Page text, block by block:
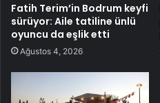
Fatih Terim’in Bodrum keyfi
sürüyor: Aile tatiline ünlü
oyuncu da eşlik etti
Ağustos 4, 2026